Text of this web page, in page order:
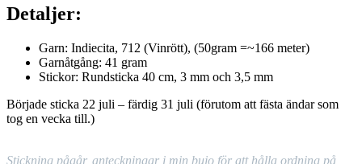
Detaljer:
Garn: Indiecita, 712 (Vinrött), (50gram =~166 meter)
Garnåtgång: 41 gram
Stickor: Rundsticka 40 cm, 3 mm och 3,5 mm
Började sticka 22 juli – färdig 31 juli (förutom att fästa ändar som
tog en vecka till.)
Stickning pågår, anteckningar i min bujo för att hålla ordning på